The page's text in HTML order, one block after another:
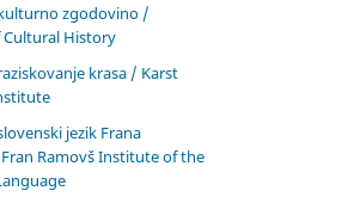
zgodovino /
History
krasa / Karst
jezik Frana
Ramovš Institute of the